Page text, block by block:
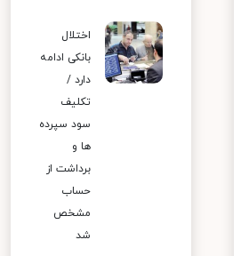
اختلال
بانکی ادامه
دارد /
تکلیف
سود سپرده
ها و
برداشت از
حساب
مشخص
شد